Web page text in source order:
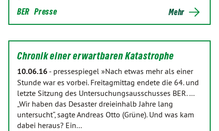
BER Presse Mehr
Chronik einer erwartbaren Katastrophe
10.06.16 - pressespiegel »Nach etwas mehr als einer
Stunde war es vorbei. Freitagmittag endete die 64. und
letzte Sitzung des Untersuchungsausschusses BER. ...
„Wir haben das Desaster dreieinhalb Jahre lang
untersucht“, sagte Andreas Otto (Grüne). Und was kam
dabei heraus? Ein…